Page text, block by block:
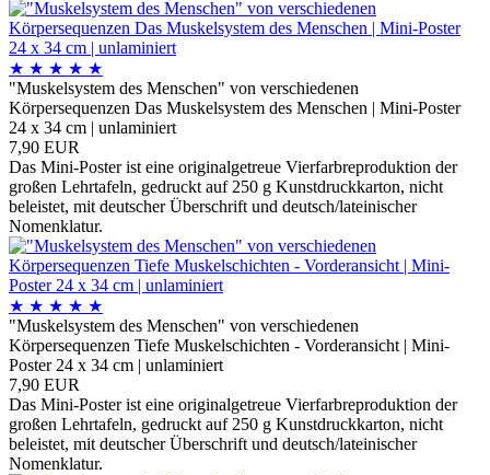
★ ★ ★ ★ ★
"Muskelsystem des Menschen" von verschiedenen
Körpersequenzen Das Muskelsystem des Menschen | Mini-Poster
24 x 34 cm | unlaminiert
7,90 EUR
Das Mini-Poster ist eine originalgetreue Vierfarbreproduktion der
großen Lehrtafeln, gedruckt auf 250 g Kunstdruckkarton, nicht
beleistet, mit deutscher Überschrift und deutsch/lateinischer
Nomenklatur.
★ ★ ★ ★ ★
"Muskelsystem des Menschen" von verschiedenen
Körpersequenzen Tiefe Muskelschichten - Vorderansicht | Mini-
Poster 24 x 34 cm | unlaminiert
7,90 EUR
Das Mini-Poster ist eine originalgetreue Vierfarbreproduktion der
großen Lehrtafeln, gedruckt auf 250 g Kunstdruckkarton, nicht
beleistet, mit deutscher Überschrift und deutsch/lateinischer
Nomenklatur.